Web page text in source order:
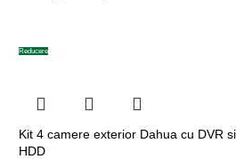
Reducere
Kit 4 camere exterior Dahua cu DVR si
HDD